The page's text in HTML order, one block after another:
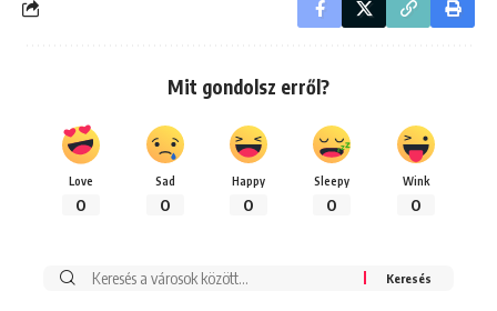
Mit gondolsz erről?
Love
0
Sad
0
Happy
0
Sleepy
0
Wink
0
Keresés: